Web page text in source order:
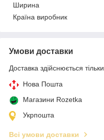
Ширина
Країна виробник
Умови доставки
Доставка здійснюється
Нова Пошта
Магазини Rozetka
Укрпошта
Всі умови доставки